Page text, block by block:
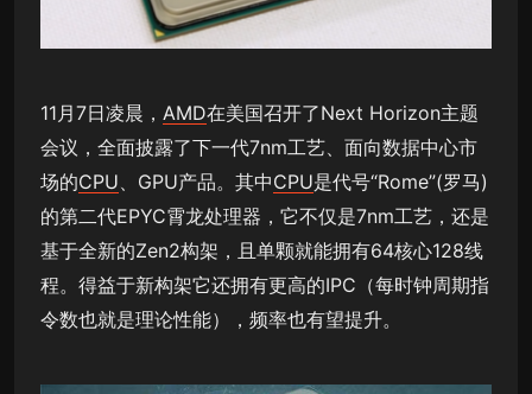
11月7日凌晨， AMD在美国召开了Next Horizon主题
会议，全面披露了下一代7nm工艺、面向数据中心市
场的CPU 、GPU产品。其中CPU是代号“Rome”(罗马)
的第二代EPYC霄龙处理器，它不仅是7nm工艺，还是
基于全新的Zen2构架，且单颗就能拥有64核心128线
程。得益于新构架它还拥有更高的IPC（每时钟周期指
令数也就是理论性能），频率也有望提升。